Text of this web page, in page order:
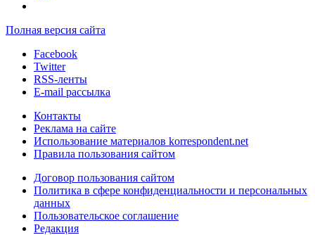
Полная версия сайта
Facebook
Twitter
RSS-ленты
E-mail рассылка
Контакты
Реклама на сайте
Использование материалов korrespondent.net
Правила пользования сайтом
Договор пользования сайтом
Политика в сфере конфиденциальности и персональных
данных
Пользовательское соглашение
Редакция